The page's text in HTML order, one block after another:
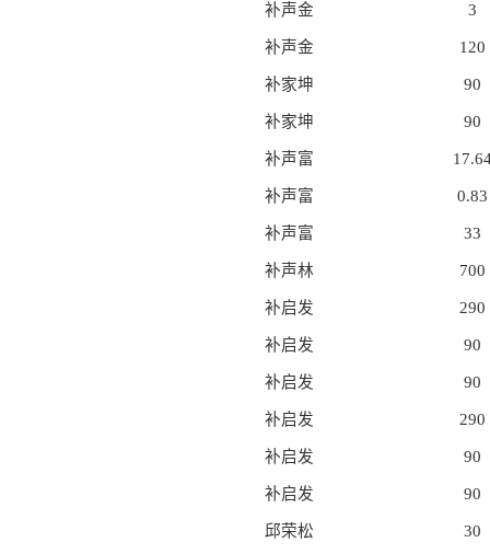
补声金 3
补声金 120
补家坤 90
补家坤 90
补声富
补声富 0.83
补声富 33
补声林 700
补启发 290
补启发 90
补启发 90
补启发 290
补启发 90
补启发 90
邱荣松 30